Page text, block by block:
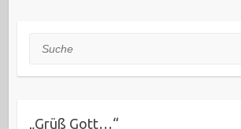
Suche
„Grüß Gott…“